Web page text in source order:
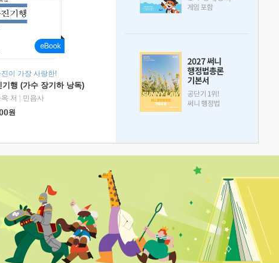
진이 가장 사랑한!
기행 (가수 장기하 낭독)
저
민음사
원